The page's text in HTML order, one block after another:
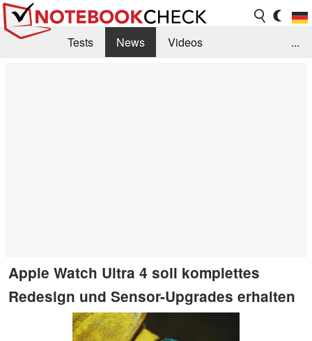
Tests News
Videos
...
Apple Watch Ultra 4 soll komplettes
Redesign und Sensor-Upgrades erhalten